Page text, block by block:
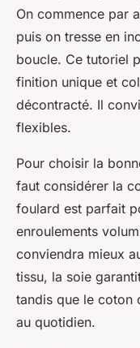
On commence par
puis on tresse en
boucle. Ce tutoriel
finition unique et
décontracté. Il
flexibles.
Pour choisir la
faut considérer la
foulard est parfait
enroulements
conviendra mieux
tissu, la soie
tandis que le coton
au quotidien.